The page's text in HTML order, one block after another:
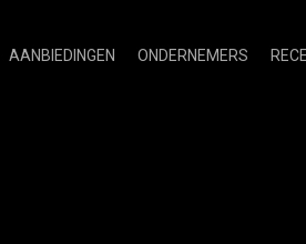
AANBIEDINGEN ONDERNEMERS